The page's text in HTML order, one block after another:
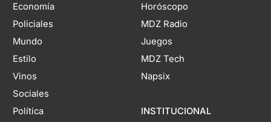
Economía
Policiales
Mundo
Estilo
Vinos
Sociales
Política
Horóscopo
MDZ Radio
Juegos
MDZ Tech
Napsix
INSTITUCIONAL